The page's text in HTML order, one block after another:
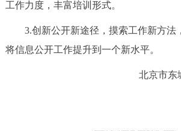
工作力度，丰富培训形式。
3.创新公开新途径，摸索工作新方法
将信息公开工作提升到一个新水平。
北京市东